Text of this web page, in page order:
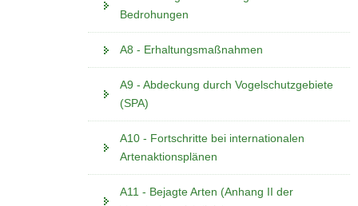
Bedrohungen
A8 - Erhaltungsmaßnahmen
A9 - Abdeckung durch Vogelschutzgebiete
(SPA)
A10 - Fortschritte bei internationalen
Artenaktionsplänen
A11 - Bejagte Arten (Anhang II der